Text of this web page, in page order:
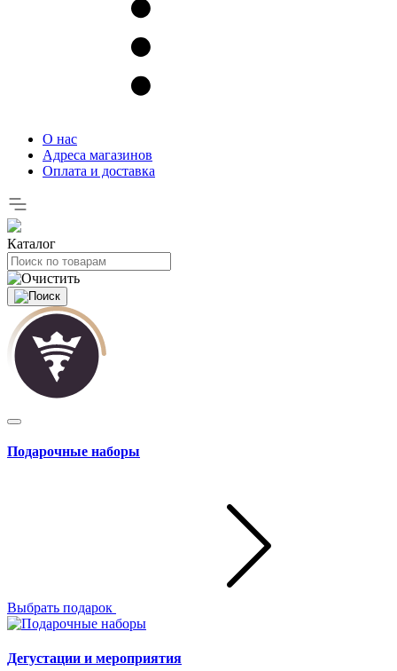
О нас
Адреса магазинов
Оплата и доставка
Каталог
Подарочные наборы
Выбрать подарок
Дегустации и мероприятия